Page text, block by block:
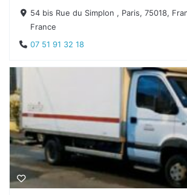
54 bis Rue du Simplon , Paris, 75018,
France
07 51 91 32 18